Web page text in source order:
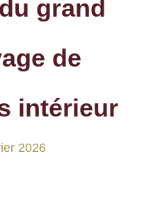
grand
de
intérieur
2026